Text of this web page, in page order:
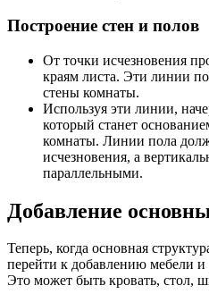
Построение стен и полов
От точки исчезновения
краям листа. Эти линии
стены комнаты.
Используя эти линии,
который станет
комнаты. Линии пола
исчезновения, а
параллельными.
Добавление
Теперь, когда основная
перейти к добавлению мебели и
Это может быть кровать, стол,